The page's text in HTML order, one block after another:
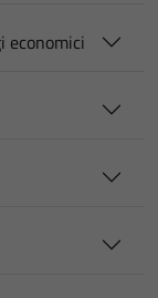
economici